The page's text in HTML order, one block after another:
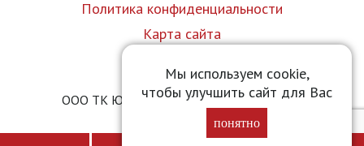
Мы используем cookie,
чтобы улучшить сайт для Вас
понятно
Политика конфиденциальности
Карта сайта
ООО ТК Юпитер Холл © 2026 upiterhall.ru